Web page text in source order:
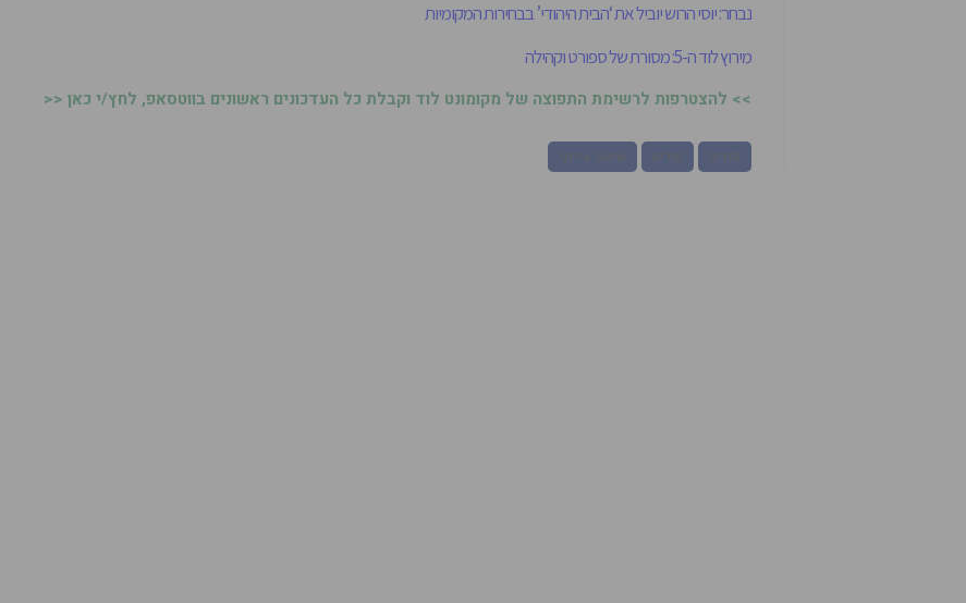
נבחר: יוסי הרוש יוביל את ‘הבית היהודי’ בבחירות המקומיות
מירוץ לוד ה-5: מסורת של ספורט וקהילה
>> להצטרפות לרשימת התפוצה של מקומונט לוד וקבלת כל העדכונים ראשונים בווטסאפ, לחץ/י כאן <<